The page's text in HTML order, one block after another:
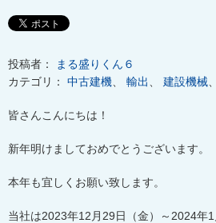
投稿者：
まる盛りくん６
カテゴリ： 中古建機 輸出 建設機械
皆さんこんにちは！
新年明けましておめでとうございます。
本年も宜しくお願い致します。
当社は2023年12 月 29日（金）～ 2024年1